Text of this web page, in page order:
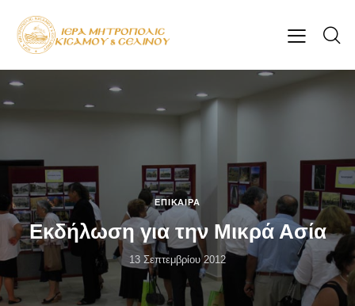
ΕΠΊΚΑΙΡΑ
Εκδήλωση για την Μικρά Ασία
13 Σεπτεμβρίου 2012